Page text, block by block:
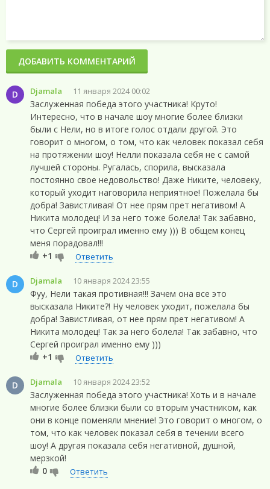
D Djamala 11 января 2024 00:02
Заслуженная победа этого участника! Круто!
Интересно, что в начале шоу многие более близки
были с Нели, но в итоге голос отдали другой. Это
говорит о многом, о том, что как человек показал себя
на протяжении шоу! Нелли показала себя не с самой
лучшей стороны. Ругалась, спорила, высказала
постоянно свое недовольство! Даже Никите, человеку,
который уходит наговорила неприятное! Пожелала бы
добра! Завистливая! От нее прям прет негативом! А
Никита молодец! И за него тоже болела! Так забавно,
что Сергей проиграл именно ему ))) В общем конец
меня порадовал!!!
+1
Ответить
D Djamala 10 января 2024 23:55
Фуу, Нели такая противная!!! Зачем она все это
высказала Никите?! Ну человек уходит, пожелала бы
добра! Завистливая, от нее прям прет негативом! А
Никита молодец! Так за него болела! Так забавно, что
Сергей проиграл именно ему )))
+1
Ответить
D Djamala 10 января 2024 23:52
Заслуженная победа этого участника! Хоть и в начале
многие более близки были со вторым участником, как
они в конце поменяли мнение! Это говорит о многом, о
том, что как человек показал себя в течении всего
шоу! А другая показала себя негативной, душной,
мерзкой!
0
Ответить
ДОБАВИТЬ КОММЕНТАРИЙ